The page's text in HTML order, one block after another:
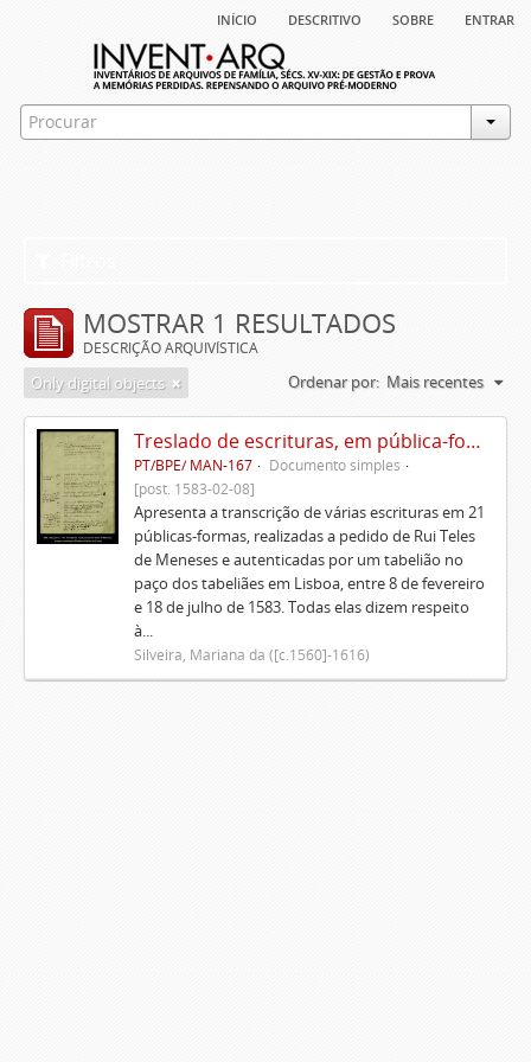
início descritivo sobre entrar
MOSTRAR 1 RESULTADOS
DESCRIÇÃO ARQUIVÍSTICA
Only digital objects Ordenar por: Mais recentes
Treslado de escrituras, em pública-forma, de Rui Teles de Meneses
PT/BPE/ MAN-167
Documento simples
[post. 1583-02-08]
Apresenta a transcrição de várias escrituras em 21
públicas-formas, realizadas a pedido de Rui Teles
de Meneses e autenticadas por um tabelião no
paço dos tabeliães em Lisboa, entre 8 de fevereiro
e 18 de julho de 1583. Todas elas dizem respeito
à...
Silveira, Mariana da ([c.1560]-1616)